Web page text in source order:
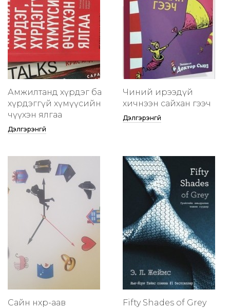
Амжилтанд хүрдэг ба
хүрдэггүй хүмүүсийн
өчүүхэн ялгаа
Дэлгэрэнгүй
Чиний ирээдүй
хичнээн сайхан гээч
Дэлгэрэнгүй
Сайн нөхөр-аав Fifty Shades of Grey